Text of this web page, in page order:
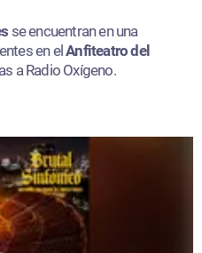
se encuentran en una
en elAnfiteatro del
a Radio Oxígeno.